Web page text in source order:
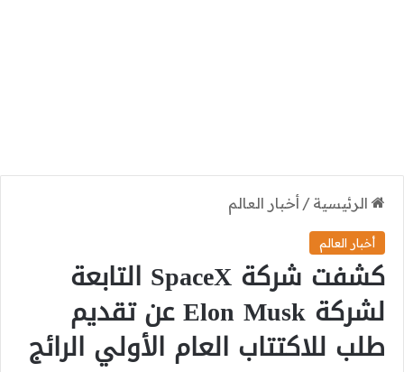
الرئيسية / أخبار العالم
أخبار العالم
كشفت شركة SpaceX التابعة
لشركة Elon Musk عن تقديم
طلب للاكتتاب العام الأولي الرائج